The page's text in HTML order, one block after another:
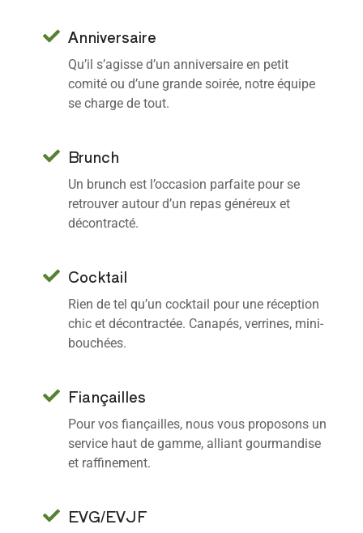
Anniversaire
Qu’il s’agisse d’un anniversaire en petit
comité ou d’une grande soirée, notre équipe
se charge de tout.
Brunch
Un brunch est l’occasion parfaite pour se
retrouver autour d’un repas généreux et
décontracté.
Cocktail
Rien de tel qu’un cocktail pour une réception
chic et décontractée. Canapés, verrines, mini-
bouchées.
Fiançailles
Pour vos fiançailles, nous vous proposons un
service haut de gamme, alliant gourmandise
et raffinement.
EVG/EVJF